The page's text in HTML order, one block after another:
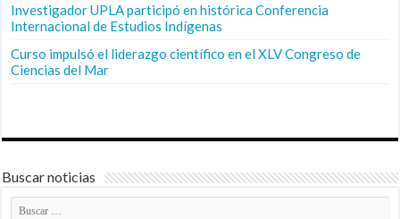
Investigador UPLA participó en histórica Conferencia
Internacional de Estudios Indígenas
Curso impulsó el liderazgo científico en el XLV Congreso de
Ciencias del Mar
Buscar noticias